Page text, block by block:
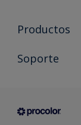
Productos
Todos los
Condiciones
Soporte
Sobre Procolor